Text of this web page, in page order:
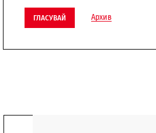
ГЛАСУВАЙ Архив